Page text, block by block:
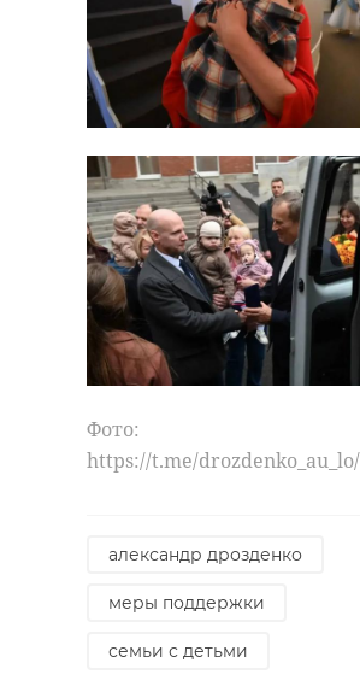
Фото:
https://t.me/
александр дрозденко
меры поддержки
семьи с детьми